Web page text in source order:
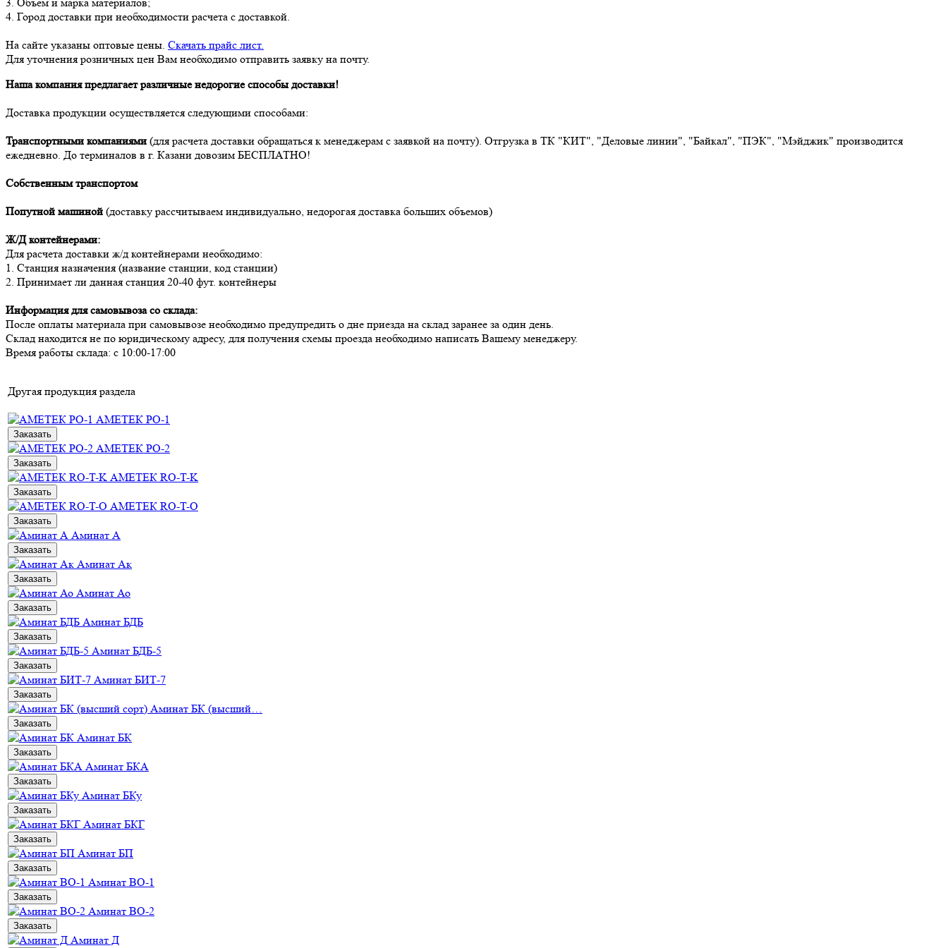
4. Город доставки при необходимости расчета с доставкой.
На сайте указаны оптовые цены. Скачать прайс лист.
Для уточнения розничных цен Вам необходимо отправить заявку на почту.
Наша компания предлагает различные недорогие способы доставки!
Доставка продукции осуществляется следующими способами:
Транспортными компаниями (для расчета доставки обращаться к менеджерам с заявкой на почту). Отгрузка в ТК "КИТ", "Деловые линии", "Байкал", "ПЭК", "Мэйджик" производится
ежедневно. До терминалов в г. Казани довозим БЕСПЛАТНО!
Собственным транспортом
Попутной машиной (доставку рассчитываем индивидуально, недорогая доставка больших объемов)
Ж/Д контейнерами:
Для расчета доставки ж/д контейнерами необходимо:
1. Станция назначения (название станции, код станции)
2. Принимает ли данная станция 20-40 фут. контейнеры
Информация для самовывоза со склада:
После оплаты материала при самовывозе необходимо предупредить о дне приезда на склад заранее за один день.
Склад находится не по юридическому адресу, для получения схемы проезда необходимо написать Вашему менеджеру.
Время работы склада: с 10:00-17:00
Другая продукция раздела
АМЕТЕК РО-1
Заказать
АМЕТЕК РО-2
Заказать
АМЕТЕК RO-T-K
Заказать
АМЕТЕК RO-T-O
Заказать
Аминат А
Заказать
Аминат Ак
Заказать
Аминат Ао
Заказать
Аминат БДБ
Заказать
Аминат БДБ-5
Заказать
Аминат БИТ-7
Заказать
Аминат БК (высший…
Заказать
Аминат БК
Заказать
Аминат БКА
Заказать
Аминат БКу
Заказать
Аминат БКГ
Заказать
Аминат БП
Заказать
Аминат ВО-1
Заказать
Аминат ВО-2
Заказать
Аминат Д